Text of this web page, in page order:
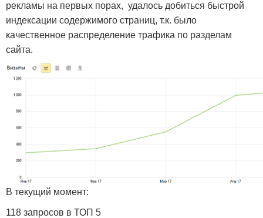
рекламы на первых порах, удалось добиться быстрой
индексации содержимого страниц, т.к. было
качественное распределение трафика по разделам
сайта.
В текущий момент:
118 запросов в ТОП 5